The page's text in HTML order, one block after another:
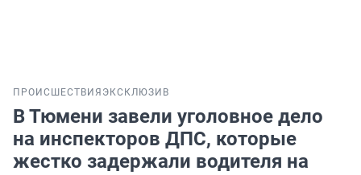
ПРОИСШЕСТВИЯ ЭКСКЛЮЗИВ
В Тюмени завели уголовное дело
на инспекторов ДПС, которые
жестко задержали водителя на